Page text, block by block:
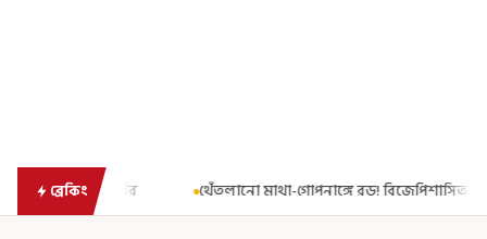
ব্রেকিং
থেঁতলানো মাথা-গোপনাঙ্গে রড! বিজেপিশাসিত অসমে নাবালিকার নৃশংস পরিণতি